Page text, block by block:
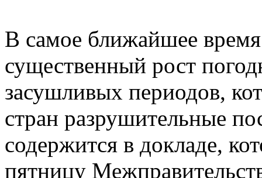
В самое ближайшее время
существенный рост
засушливых периодов,
стран разрушительные
содержится в докладе,
пятницу